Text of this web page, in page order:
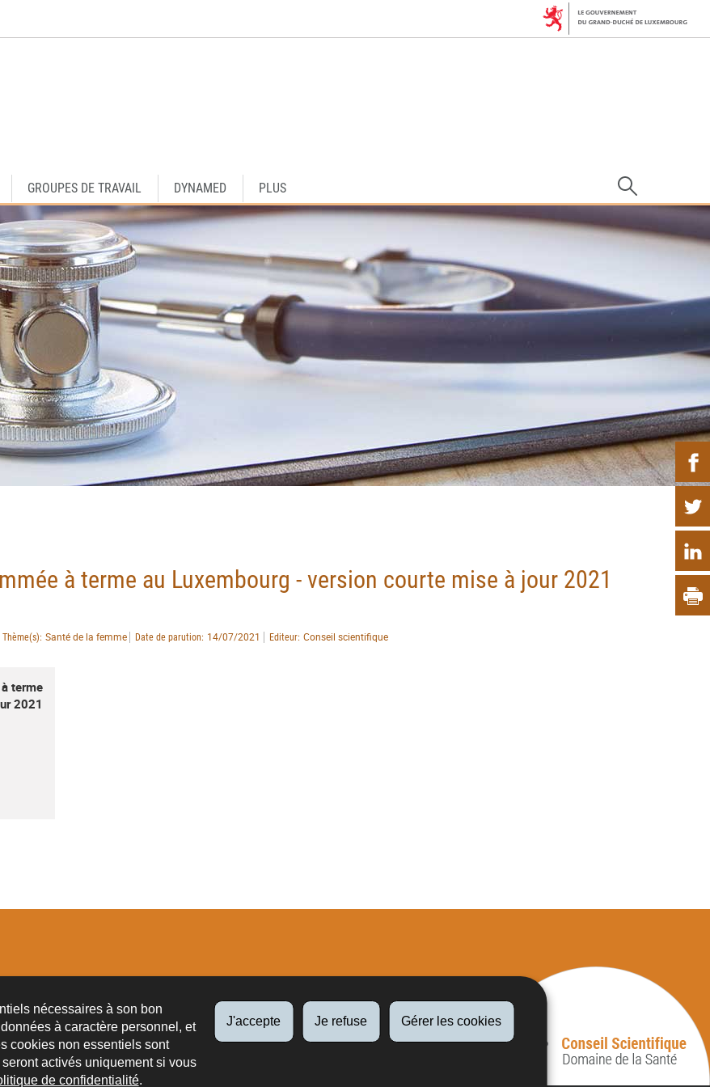
nécessaires à son bon
à caractère personnel, et
cookies non essentiels sont
activés uniquement si vous
de confidentialité.
J'accepte Je refuse Gérer les cookies
GROUPES DE TRAVAIL DYNAMED PLUS
à terme au Luxembourg - version courte mise à jour 2021
Thème(s) Santé de la femme Date de parution 14/07/2021 Editeur Conseil scientifique
terme
2021